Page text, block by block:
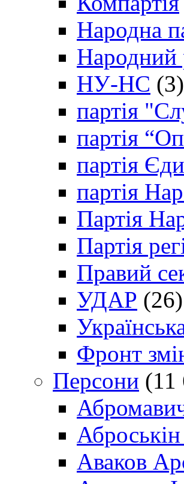
Народна
Народний
НУ-НС (3)
партія
партія
партія
партія
Партія
Партія
Правий
УДАР (26)
Фронт
Персони (11
Аваков